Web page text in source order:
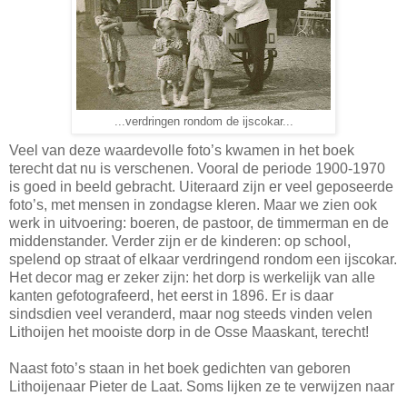
...verdringen rondom de ijscokar...
Veel van deze waardevolle foto’s kwamen in het boek
terecht dat nu is verschenen. Vooral de periode 1900-1970
is goed in beeld gebracht. Uiteraard zijn er veel geposeerde
foto’s, met mensen in zondagse kleren. Maar we zien ook
werk in uitvoering: boeren, de pastoor, de timmerman en de
middenstander. Verder zijn er de kinderen: op school,
spelend op straat of elkaar verdringend rondom een ijscokar.
Het decor mag er zeker zijn: het dorp is werkelijk van alle
kanten gefotografeerd, het eerst in 1896. Er is daar
sindsdien veel veranderd, maar nog steeds vinden velen
Lithoijen het mooiste dorp in de Osse Maaskant, terecht!
Naast foto’s staan in het boek gedichten van geboren
Lithoijenaar Pieter de Laat. Soms lijken ze te verwijzen naar